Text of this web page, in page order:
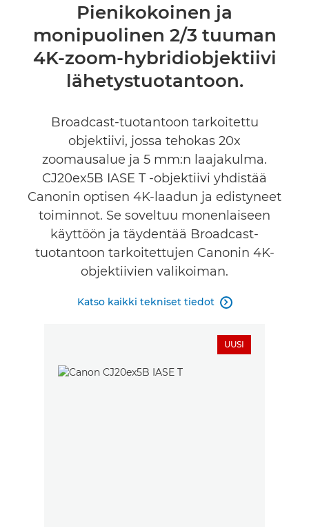
Tekniset tiedot
Pienikokoinen ja
monipuolinen 2/3 tuuman
4K-zoom-hybridiobjektiivi
lähetystuotantoon.
Broadcast-tuotantoon tarkoitettu
objektiivi, jossa tehokas 20x
zoomausalue ja 5 mm:n laajakulma.
CJ20ex5B IASE T -objektiivi yhdistää
Canonin optisen 4K-laadun ja edistyneet
toiminnot. Se soveltuu monenlaiseen
käyttöön ja täydentää Broadcast-
tuotantoon tarkoitettujen Canonin 4K-
objektiivien valikoiman.
Katso kaikki tekniset tiedot 
UUSI